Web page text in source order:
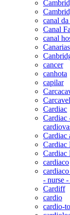
canal
Canal
canal
Canarias
cancer
canhota
capilar
Cardiac
Cardiac
Cardiac
Cardiac
Cardiac
cardiaco
- nurse
Cardiff
cardio
cardio-